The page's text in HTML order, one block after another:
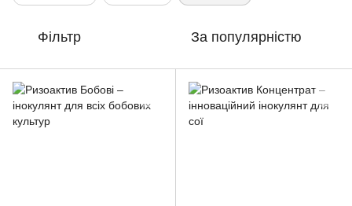
Фільтр За популярністю